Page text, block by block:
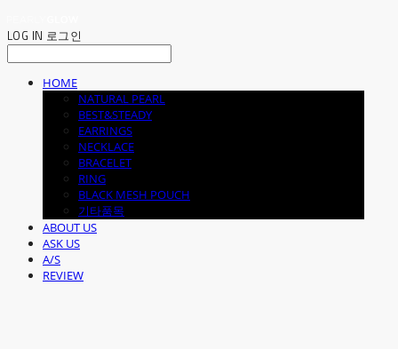
LOG IN 로그인
HOME
NATURAL PEARL
BEST&STEADY
EARRINGS
NECKLACE
BRACELET
RING
BLACK MESH POUCH
기타품목
ABOUT US
ASK US
A/S
REVIEW